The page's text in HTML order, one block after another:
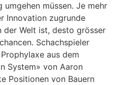
müssen. Je mehr
Innovation zugrunde
der Welt ist, desto grösser
Schachspieler
aus dem
System» von Aaron
Positionen von Bauern